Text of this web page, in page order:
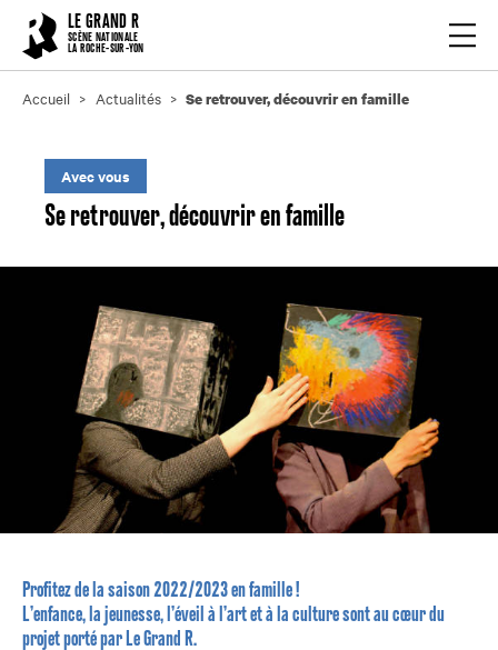
LE GRAND R
SCÈNE NATIONALE
LA ROCHE-SUR-YON
Accueil Actualités Se retrouver, découvrir en famille
Avec vous
Se retrouver, découvrir en famille
Profitez de la saison 2022/2023 en famille !
L’enfance, la jeunesse, l’éveil à l’art et à la culture sont au cœurdu
projet porté par Le Grand R.
Cookies management panel